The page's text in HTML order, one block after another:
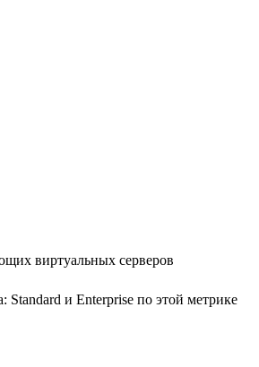
виртуальных серверов
Standard и Enterprise по этой метрике